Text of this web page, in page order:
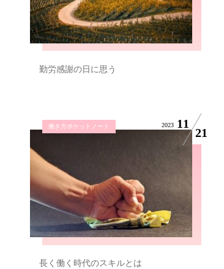
勤労感謝の日に思う
働き方ポケットノート 2023 11
21
長く働く時代のスキルとは